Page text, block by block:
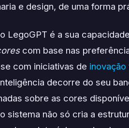
e design, de uma forma
LegoGPT é a sua
com base nas
com iniciativas de
decorre do seu
sobre as cores
sistema não só cria a